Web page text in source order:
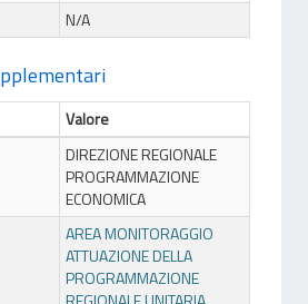
N/A
Valore
DIREZIONE REGIONALE
PROGRAMMAZIONE
ECONOMICA
AREA MONITORAGGIO
ATTUAZIONE DELLA
PROGRAMMAZIONE